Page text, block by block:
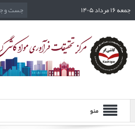
جمعه ۱۶ مرداد ۱۴۰۵
منو